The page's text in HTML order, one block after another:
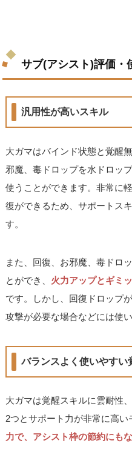
サブ(アシスト)評価・
汎用性が高いスキル
大ガマはバインド状態と覚醒
邪魔、毒ドロップを水ドロッ
使うことができます。非常に
復ができるため、サポートス
す。
また、回復、お邪魔、毒ドロ
とができ、 火力アップとギミ
です。しかし、回復ドロップ
攻撃が必要な場合などには使
バランスよく使いやすい
大ガマは覚醒スキルに雲耐性
2つとサポート力が非常に高い
力で、アシスト枠の節約にも